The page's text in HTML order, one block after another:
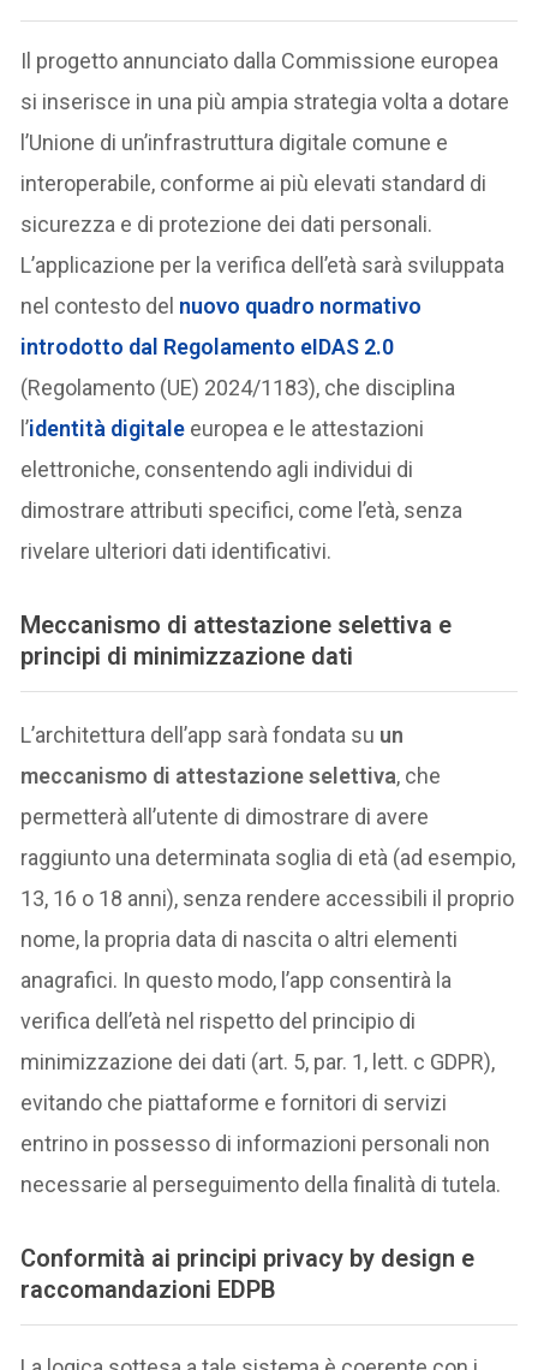
Il progetto annunciato dalla Commissione europea
si inserisce in una più ampia strategia volta a dotare
l’Unione di un’infrastruttura digitale comune e
interoperabile, conforme ai più elevati standard di
sicurezza e di protezione dei dati personali.
L’applicazione per la verifica dell’età sarà sviluppata
nel contesto del nuovo quadro normativo
introdotto dal Regolamento eIDAS 2.0
(Regolamento (UE) 2024/1183), che disciplina
l’identità digitale europea e le attestazioni
elettroniche, consentendo agli individui di
dimostrare attributi specifici, come l’età, senza
rivelare ulteriori dati identificativi.
Meccanismo di attestazione selettiva e
principi di minimizzazione dati
L’architettura dell’app sarà fondata su un
meccanismo di attestazione selettiva, che
permetterà all’utente di dimostrare di avere
raggiunto una determinata soglia di età (ad esempio,
13, 16 o 18 anni), senza rendere accessibili il proprio
nome, la propria data di nascita o altri elementi
anagrafici. In questo modo, l’app consentirà la
verifica dell’età nel rispetto del principio di
minimizzazione dei dati (art. 5, par. 1, lett. c GDPR),
evitando che piattaforme e fornitori di servizi
entrino in possesso di informazioni personali non
necessarie al perseguimento della finalità di tutela.
Conformità ai principi privacy by design e
raccomandazioni EDPB